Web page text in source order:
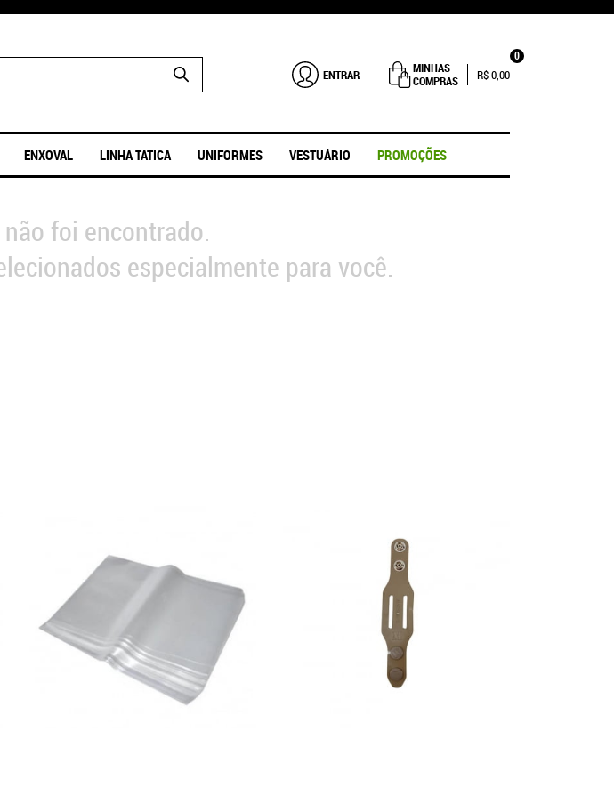
ENTRAR
MINHAS
COMPRAS
0
R$ 0,00
ENXOVAL LINHA TATICA UNIFORMES VESTUÁRIO PROMOÇÕES
foi encontrado.
especialmente para você.